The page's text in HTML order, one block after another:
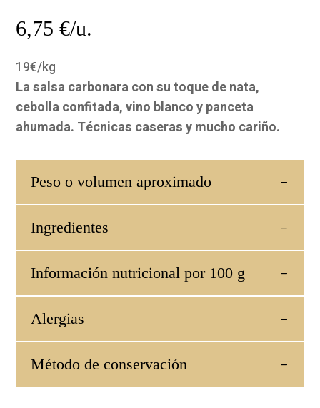
6,75€/u.
19€/kg
La salsa carbonara con su toque de nata,
cebolla confitada, vino blanco y panceta
ahumada. Técnicas caseras y mucho cariño.
Peso o volumen aproximado
Ingredientes
Información nutricional por 100 g
Alergias
Método de conservación